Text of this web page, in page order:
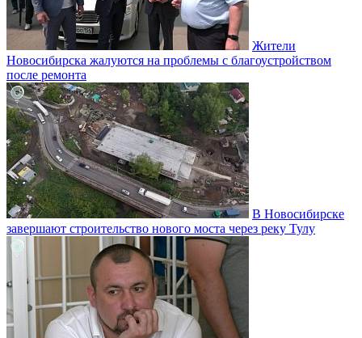
Жители
Новосибирска жалуются на проблемы с благоустройством
после ремонта
В Новосибирске
завершают строительство нового моста через реку Тулу